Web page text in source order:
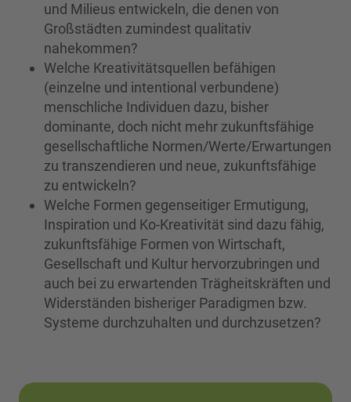
und Milieus entwickeln, die denen von
Großstädten zumindest qualitativ
nahekommen?
Welche Kreativitätsquellen befähigen
(einzelne und intentional verbundene)
menschliche Individuen dazu, bisher
dominante, doch nicht mehr zukunftsfähige
gesellschaftliche Normen/Werte/Erwartungen
zu transzendieren und neue, zukunftsfähige
zu entwickeln?
Welche Formen gegenseitiger Ermutigung,
Inspiration und Ko-Kreativität sind dazu fähig,
zukunftsfähige Formen von Wirtschaft,
Gesellschaft und Kultur hervorzubringen und
auch bei zu erwartenden Trägheitskräften und
Widerständen bisheriger Paradigmen bzw.
Systeme durchzuhalten und durchzusetzen?